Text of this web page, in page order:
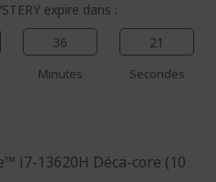
expire dans :
36
Minutes
21
Secondes
i7-13620H Déca-core (10